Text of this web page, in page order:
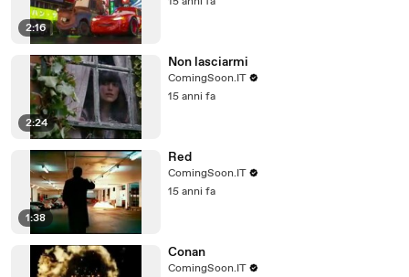
2:16
2:24
Non lasciarmi
ComingSoon.IT
15 anni fa
1:38
Red
ComingSoon.IT
15 anni fa
Conan
ComingSoon.IT